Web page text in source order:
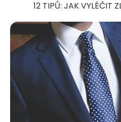
12 TIPŮ: JAK VYLÉČIT